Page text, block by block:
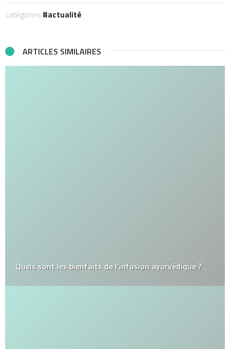
catégories: actualité
ARTICLES SIMILAIRES
Quels sont les bienfaits de l’infusion ayurvédique ?